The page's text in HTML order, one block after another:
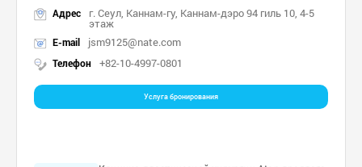
Адрес г. Сеул, Каннам-гу, Каннам-дэро 94 гиль 10, 4-5
этаж
E-mail jsm9125@nate.com
Телефон +82-10-4997-0801
Услуга бронирования